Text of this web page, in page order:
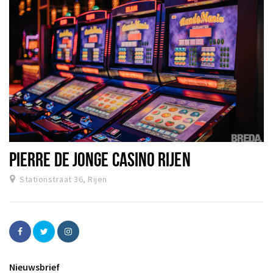
PIERRE DE JONGE CASINO RIJEN
Stationstraat 36, Rijen
Nieuwsbrief